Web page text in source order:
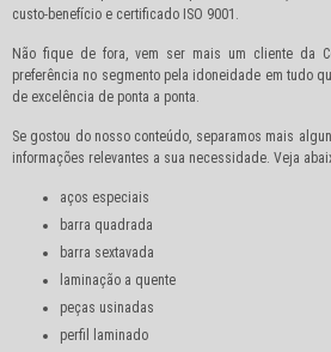
custo-benefício e certificado ISO 9001.
Não fique de fora, vem ser mais um cliente da
preferência no segmento pela idoneidade em tudo
de excelência de ponta a ponta.
Se gostou do nosso conteúdo, separamos mais
informações relevantes a sua necessidade. Veja
aços especiais
barra quadrada
barra sextavada
laminação a quente
peças usinadas
perfil laminado